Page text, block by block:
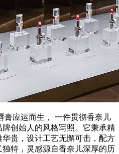
膏应运而生， 一件贯彻香奈儿
创始人的风格写照。它秉承精
贵，设计工艺无懈可击，配方
特，灵感源自香奈儿深厚的历